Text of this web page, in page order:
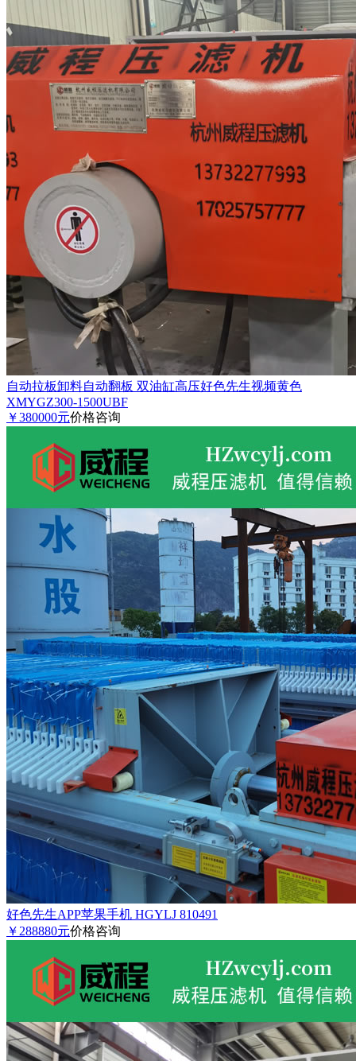
自动拉板卸料自动翻板 双油缸高压好色先生视频黄色
XMYGZ300-1500UBF
￥380000元价格咨询
好色先生APP苹果手机 HGYLJ 810491
￥288880元价格咨询